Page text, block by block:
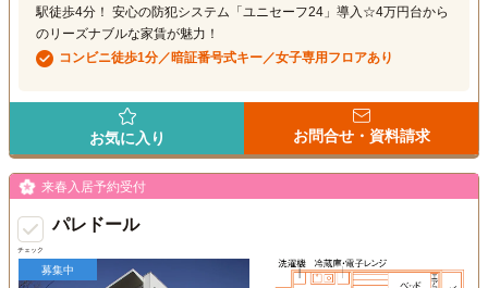
駅徒歩4分！ 安心の防犯システム「ユニセーフ24」導入☆4万円台から
のリーズナブルな家賃が魅力！
コンビニ徒歩1分／暗証番号式キー／女子専用フロアあり
お気に入り お問合せ・資料請求
チェック
来春入居予約受付
パレドール
募集中